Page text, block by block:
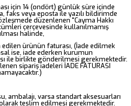
için 14 (ondört) günlük süre içinde
faks veya eposta ile yazılı bildirimde
düzenlenen "Cayma Hakkı
çerçevesinde kullanılmamış
halinde,
edilen ürünün faturası, (İade edilmek
ise, iade ederken kurumun
ile birlikte gönderilmesi gerekmektedir.
sipariş iadeleri İADE FATURASI
ambalajı, varsa standart aksesuarları
teslim edilmesi gerekmektedir.